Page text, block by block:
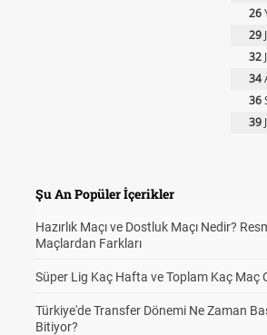
26
29
32
34
36
39
Şu An Popüler İçerikler
Hazırlık Maçı ve Dostluk Maçı Nedir?
Maçlardan Farkları
Süper Lig Kaç Hafta ve Toplam Kaç Maç
Türkiye'de Transfer Dönemi Ne Zaman
Bitiyor?